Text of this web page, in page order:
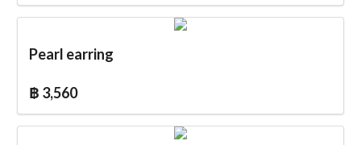
Pearl earring
฿ 3,560